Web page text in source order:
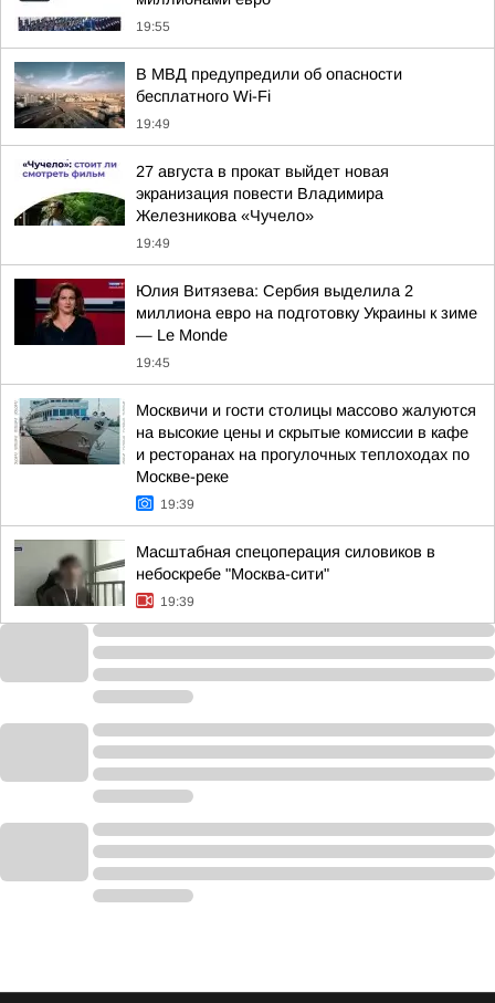
19:55
В МВД предупредили об опасности
бесплатного Wi-Fi
19:49
27 августа в прокат выйдет новая
экранизация повести Владимира
Железникова «Чучело»
19:49
Юлия Витязева: Сербия выделила 2
миллиона евро на подготовку Украины к зиме
— Le Monde
19:45
Москвичи и гости столицы массово жалуются
на высокие цены и скрытые комиссии в кафе
и ресторанах на прогулочных теплоходах по
Москве-реке
19:39
Масштабная спецоперация силовиков в
небоскребе "Москва-сити"
19:39